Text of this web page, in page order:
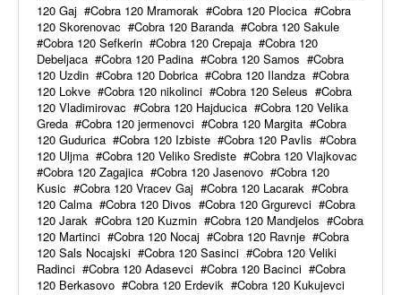
120 Gaj
Cobra 120 Mramorak Cobra 120 Plocica
Cobra
120 Skorenovac
Cobra 120 Baranda
Cobra 120 Sakule
Cobra 120 Sefkerin
Cobra 120 Crepaja
Cobra 120
Debeljaca
Cobra 120 Padina Cobra 120 Samos
Cobra
120 Uzdin
Cobra 120 Dobrica Cobra 120 Ilandza
Cobra
120 Lokve
Cobra 120 nikolinci Cobra 120 Seleus
Cobra
120 Vladimirovac
Cobra 120 Hajducica
Cobra 120 Velika
Greda
Cobra 120 jermenovci Cobra 120 Margita
Cobra
120 Gudurica
Cobra 120 Izbiste Cobra 120 Pavlis
Cobra
120 Uljma
Cobra 120 Veliko Srediste
Cobra 120 Vlajkovac
Cobra 120 Zagajica
Cobra 120 Jasenovo
Cobra 120
Kusic
Cobra 120 Vracev Gaj Cobra 120 Lacarak
Cobra
120 Calma
Cobra 120 Divos Cobra 120 Grgurevci
Cobra
120 Jarak
Cobra 120 Kuzmin Cobra 120 Mandjelos
Cobra
120 Martinci
Cobra 120 Nocaj Cobra 120 Ravnje
Cobra
120 Sals Nocajski
Cobra 120 Sasinci
Cobra 120 Veliki
Radinci
Cobra 120 Adasevci Cobra 120 Bacinci
Cobra
120 Berkasovo
Cobra 120 Erdevik
Cobra 120 Kukujevci